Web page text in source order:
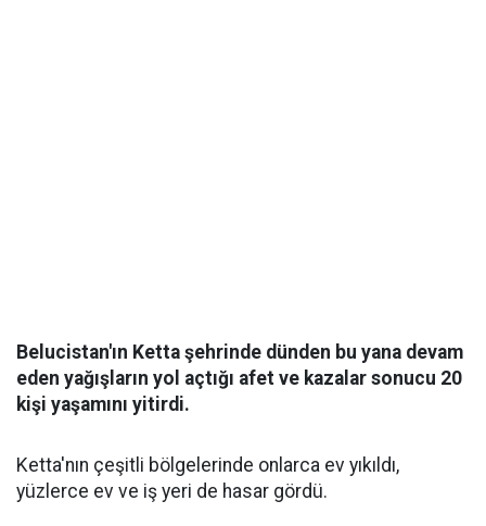
Belucistan'ın Ketta şehrinde dünden bu yana devam
eden yağışların yol açtığı afet ve kazalar sonucu 20
kişi yaşamını yitirdi.
Ketta'nın çeşitli bölgelerinde onlarca ev yıkıldı,
yüzlerce ev ve iş yeri de hasar gördü.